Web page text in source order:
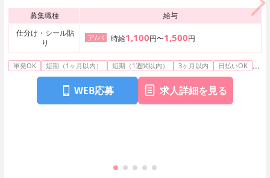
募集職種
給与
仕分け・シール貼
り
ア/パ 時給1,100円〜1,500円
単発OK 短期（1ヶ月以内） 短期（1週間以内） 3ヶ月以内 日払いOK ...
WEB応募 求人詳細を見る